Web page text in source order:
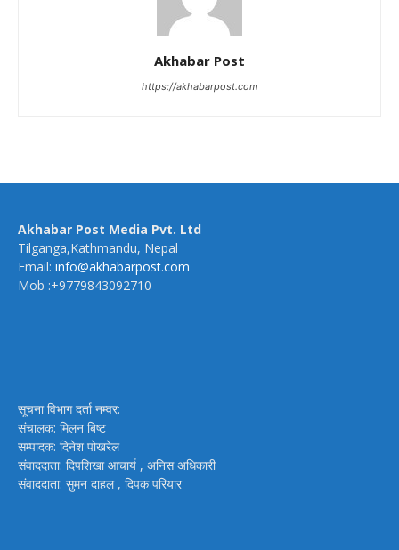
Akhabar Post
https://akhabarpost.com
Akhabar Post Media Pvt. Ltd
Tilganga,Kathmandu, Nepal
Email: info@akhabarpost.com
Mob :+9779843092710
सूचना विभाग दर्ता नम्वर:
संचालक: मिलन बिष्ट
सम्पादक: दिनेश पोखरेल
संवाददाता: दिपशिखा आचार्य , अनिस अधिकारी
संवाददाता: सुमन दाहल , दिपक परियार